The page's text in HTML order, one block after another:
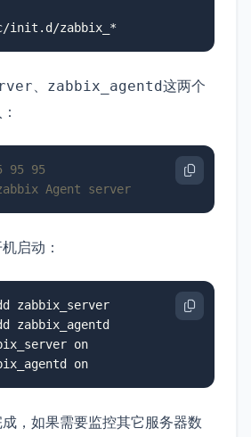
、 zabbix_agentd这两个
95 95
Agent server
启动：
zabbix_server
zabbix_agentd
on
，如果需要监控其它服务器数